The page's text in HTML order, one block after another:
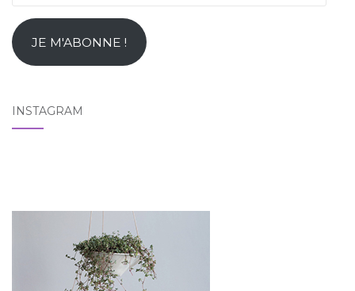
mailJE M'ABONNE !
INSTAGRAM